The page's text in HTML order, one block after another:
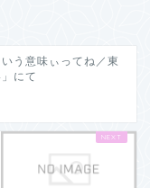
う意味ぃってね／東
にて